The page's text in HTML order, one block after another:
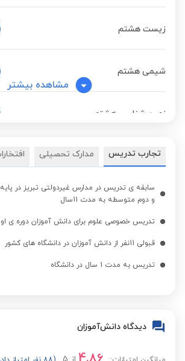
زیست هشتم
شیمی هشتم
زمین شناسی هشتم
زیست نهم
شیمی نهم
زمین شناسی نهم
فیزیک هشتم
مشاهده بیشتر
تجارب تدریس مدارک تحصیلی
سابقه ی تدریس در مدارس غیردولتی تبریز در
و دوم متوسطه به مدت 11سال
تدریس خصوصی علوم برای دانش آموزان دوره ی
قبولی 11نفر از دانش آموزان در دانشگاه های کشور
تدریس به مدت 1 سال در دانشگاه
دیدگاه دانش‌آموزان